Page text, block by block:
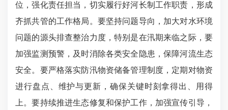
位，强化责任担当，切实履行好河长制工作职责，形成
齐抓共管的工作格局。要坚持问题导向，加大对水环境
问题的源头排查整治力度，特别是在汛期来临之际，要
加强监测预警，及时消除各类安全隐患，保障河流生态
安全。要严格落实防汛物资储备管理制度，定期对物资
进行盘点、维护与更新，确保关键时刻拿得出、用得
上。要持续推进生态修复和保护工作，加强宣传引导，